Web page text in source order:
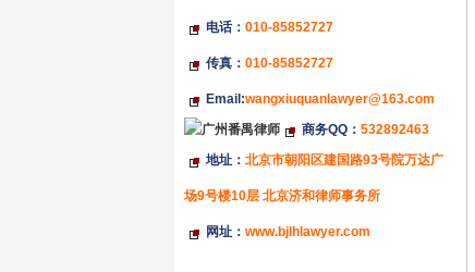
电话： 010-85852727
传真： 010-85852727
Email:wangxiuquanlawyer@163.com
商务QQ： 532892463
地址： 北京市朝阳区建国路93号院万达广
场9号楼10层 北京济和律师事务所
网址： www.bjlhlawyer.com